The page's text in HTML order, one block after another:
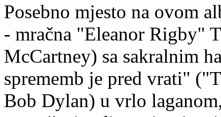
Posebno mjesto na ovom
- mračna "Eleanor Rigby"
McCartney) sa sakralnim
sprememb je pred vrati"
Bob Dylan) u vrlo